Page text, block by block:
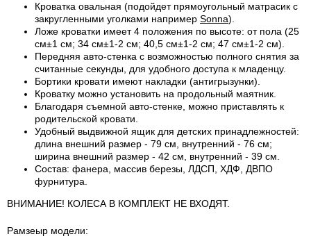
Кроватка овальная (подойдет прямоугольный матрасик с
закругленными уголками например Sonna).
Ложе кроватки имеет 4 положения по высоте: от пола (25
см±1 см; 34 см±1-2 см; 40,5 см±1-2 см; 47 см±1-2 см).
Передняя авто-стенка с возможностью полного снятия за
считанные секунды, для удобного доступа к младенцу.
Бортики кровати имеют накладки (антигрызунки).
Кроватку можно установить на продольный маятник.
Благодаря съемной авто-стенке, можно приставлять к
родительской кровати.
Удобный выдвижной ящик для детских принадлежностей:
длина внешний размер - 79 см, внутренний - 76 см;
ширина внешний размер - 42 см, внутренний - 39 см.
Состав: фанера, массив березы, ЛДСП, ХДФ, ДВПО
фурнитура.
ВНИМАНИЕ! КОЛЕСА В КОМПЛЕКТ НЕ ВХОДЯТ.
Рамзеыр модели: